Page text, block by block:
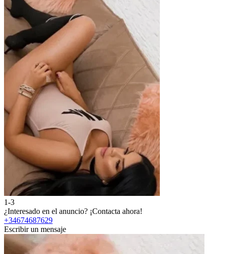
1-3
¿Interesado en el anuncio? ¡Contacta ahora!
+34674687629
Escribir un mensaje